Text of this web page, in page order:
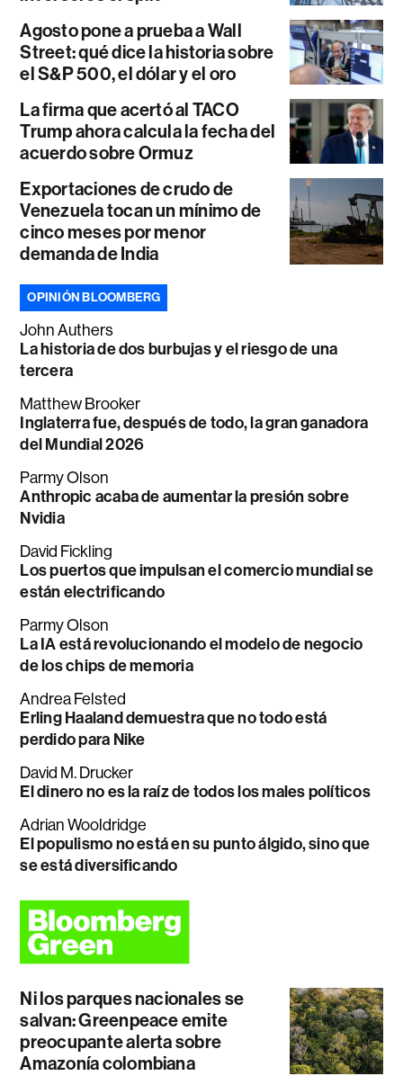
Agosto pone a prueba a Wall
Street: qué dice la historia sobre
el S&P 500, el dólar y el oro
La firma que acertó al TACO
Trump ahora calcula la fecha del
acuerdo sobre Ormuz
Exportaciones de crudo de
Venezuela tocan un mínimo de
cinco meses por menor
demanda de India
OPINIÓN BLOOMBERG
John Authers
La historia de dos burbujas y el riesgo de una
tercera
Matthew Brooker
Inglaterra fue, después de todo, la gran ganadora
del Mundial 2026
Parmy Olson
Anthropic acaba de aumentar la presión sobre
Nvidia
David Fickling
Los puertos que impulsan el comercio mundial se
están electrificando
Parmy Olson
La IA está revolucionando el modelo de negocio
de los chips de memoria
Andrea Felsted
Erling Haaland demuestra que no todo está
perdido para Nike
David M. Drucker
El dinero no es la raíz de todos los males políticos
Adrian Wooldridge
El populismo no está en su punto álgido, sino que
se está diversificando
Ni los parques nacionales se
salvan: Greenpeace emite
preocupante alerta sobre
Amazonía colombiana